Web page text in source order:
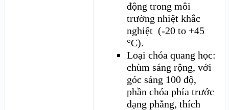
động trong môi
trường nhiệt khắc
nghiệt (-20 to +45
°C).
Loại chóa quang học:
chùm sáng rộng, với
góc sáng 100 độ,
phần chóa phía trước
dạng phẳng, thích